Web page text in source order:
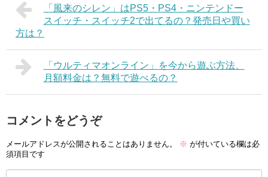
「風来のシレン」はPS5・PS4・ニンテンドー
スイッチ・スイッチ2で出てるの？発売日や買い
方は？
「ウルティマオンライン」を今から遊ぶ方法、
月額料金は？無料で遊べるの？
コメントをどうぞ
メールアドレスが公開されることはありません。 ※ が付いている欄は必
須項目です